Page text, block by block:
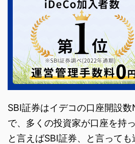
SBI証券はイデコの口座開設数
で、多くの投資家が口座を持
と言えばSBI証券、と言って